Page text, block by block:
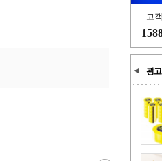
고
광고